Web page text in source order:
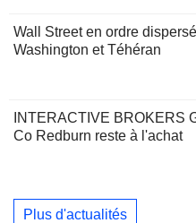
Wall Street en ordre
Washington et Téhéran
INTERACTIVE BROKERS
Co Redburn reste à l'achat
Plus d'actualités